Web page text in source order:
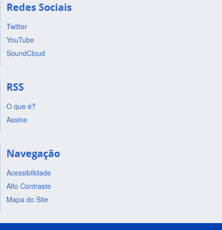
Redes Sociais
Twitter
YouTube
SoundCloud
RSS
O que é?
Assine
Navegação
Acessibilidade
Alto Contraste
Mapa do Site